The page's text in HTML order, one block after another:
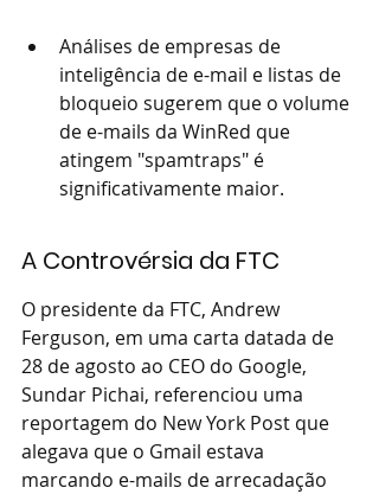
Análises de empresas de
inteligência de e-mail e listas de
bloqueio sugerem que o volume
de e-mails da WinRed que
atingem "spamtraps" é
significativamente maior.
A Controvérsia da FTC
O presidente da FTC, Andrew
Ferguson, em uma carta datada de
28 de agosto ao CEO do Google,
Sundar Pichai, referenciou uma
reportagem do New York Post que
alegava que o Gmail estava
marcando e-mails de arrecadação